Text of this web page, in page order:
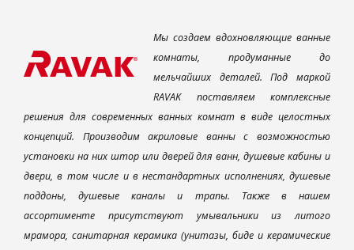
Мы создаем вдохновляющие ванные
комнаты, продуманные до
мельчайших деталей. Под маркой
RAVAK поставляем комплексные
решения для современных ванных комнат в виде целостных
концепций. Производим акриловые ванны с возможностью
установки на них штор или дверей для ванн, душевые кабины и
двери, в том числе и в нестандартных исполнениях, душевые
поддоны, душевые каналы и трапы. Также в нашем
ассортименте присутствуют умывальники из литого
мрамора, санитарная керамика (унитазы, биде и керамические